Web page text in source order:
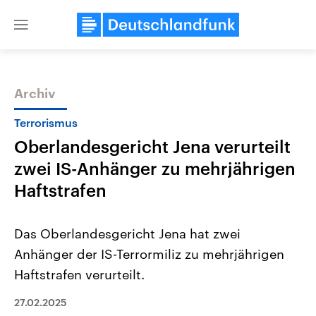
Close
Themen
2026
Alle Informationen
Sachsen-Anhalt wählt am 6.
Landtag. Seit 2021 wird das
Aktuelle Beiträge,
Archiv
Terrorismus
Oberlandesgericht Jena verurteilt
zwei IS-Anhänger zu mehrjährigen
Haftstrafen
Das Oberlandesgericht Jena hat zwei
Anhänger der IS-Terrormiliz zu mehrjährigen
Haftstrafen verurteilt.
27.02.2025